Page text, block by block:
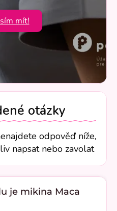
mít!
otázky
odpověď níže,
napsat nebo zavolat
je mikina Maca